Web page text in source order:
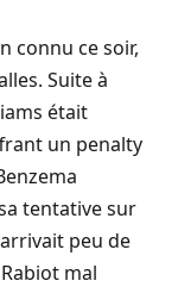
connu ce soir,
Suite à
était
un penalty
tentative sur
peu de
mal